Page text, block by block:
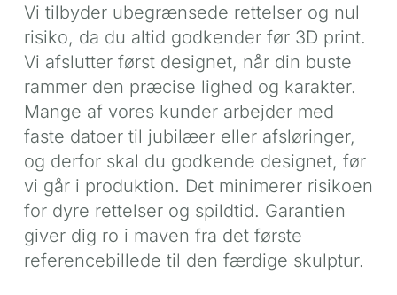
Vi tilbyder ubegrænsede rettelser og nul
risiko, da du altid godkender før 3D print.
Vi afslutter først designet, når din buste
rammer den præcise lighed og karakter.
Mange af vores kunder arbejder med
faste datoer til jubilæer eller afsløringer,
og derfor skal du godkende designet, før
vi går i produktion. Det minimerer risikoen
for dyre rettelser og spildtid. Garantien
giver dig ro i maven fra det første
referencebillede til den færdige skulptur.